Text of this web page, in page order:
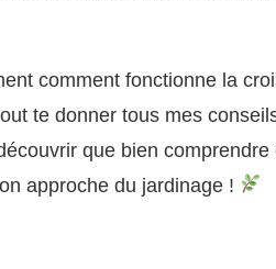
comment fonctionne la
te donner tous mes
que bien comprendre
approche du jardinage !